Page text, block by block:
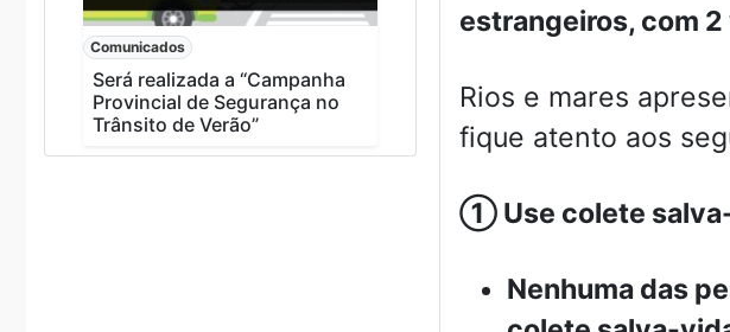
Comunicados
Será realizada a “Campanha
Provincial de Segurança no
Trânsito de Verão”
estrangeiros, com
Rios e mares
fique atento aos
①Use colete
Nenhuma das